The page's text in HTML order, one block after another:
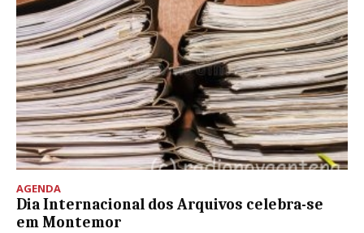
AGENDA
Dia Internacional dos Arquivos celebra-se
em Montemor